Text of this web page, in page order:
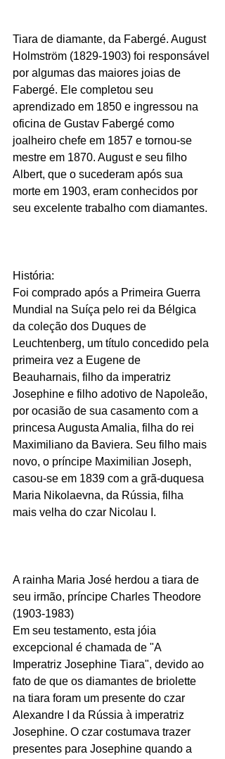
Tiara de diamante, da Fabergé. August
Holmström (1829-1903) foi responsável
por algumas das maiores joias de
Fabergé. Ele completou seu
aprendizado em 1850 e ingressou na
oficina de Gustav Fabergé como
joalheiro chefe em 1857 e tornou-se
mestre em 1870. August e seu filho
Albert, que o sucederam após sua
morte em 1903, eram conhecidos por
seu excelente trabalho com diamantes.
História:
Foi comprado após a Primeira Guerra
Mundial na Suíça pelo rei da Bélgica
da coleção dos Duques de
Leuchtenberg, um título concedido pela
primeira vez a Eugene de
Beauharnais, filho da imperatriz
Josephine e filho adotivo de Napoleão,
por ocasião de sua casamento com a
princesa Augusta Amalia, filha do rei
Maximiliano da Baviera. Seu filho mais
novo, o príncipe Maximilian Joseph,
casou-se em 1839 com a grã-duquesa
Maria Nikolaevna, da Rússia, filha
mais velha do czar Nicolau I.
A rainha Maria José herdou a tiara de
seu irmão, príncipe Charles Theodore
(1903-1983)
Em seu testamento, esta jóia
excepcional é chamada de "A
Imperatriz Josephine Tiara", devido ao
fato de que os diamantes de briolette
na tiara foram um presente do czar
Alexandre I da Rússia à imperatriz
Josephine. O czar costumava trazer
presentes para Josephine quando a